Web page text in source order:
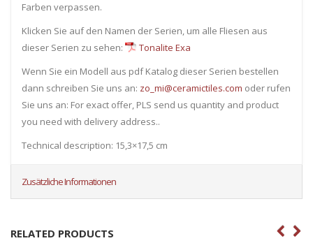
Farben verpassen.
Klicken Sie auf den Namen der Serien, um alle Fliesen ​​aus
dieser Serien zu sehen:
Tonalite Exa
Wenn Sie ein Modell aus pdf Katalog dieser Serien bestellen
dann schreiben Sie uns an: zo_mi@ceramictiles.com oder rufen
Sie uns an: For exact offer, PLS send us quantity and product
you need with delivery address..
Technical description: 15,3×17,5 cm
Zusätzliche Informationen
RELATED PRODUCTS